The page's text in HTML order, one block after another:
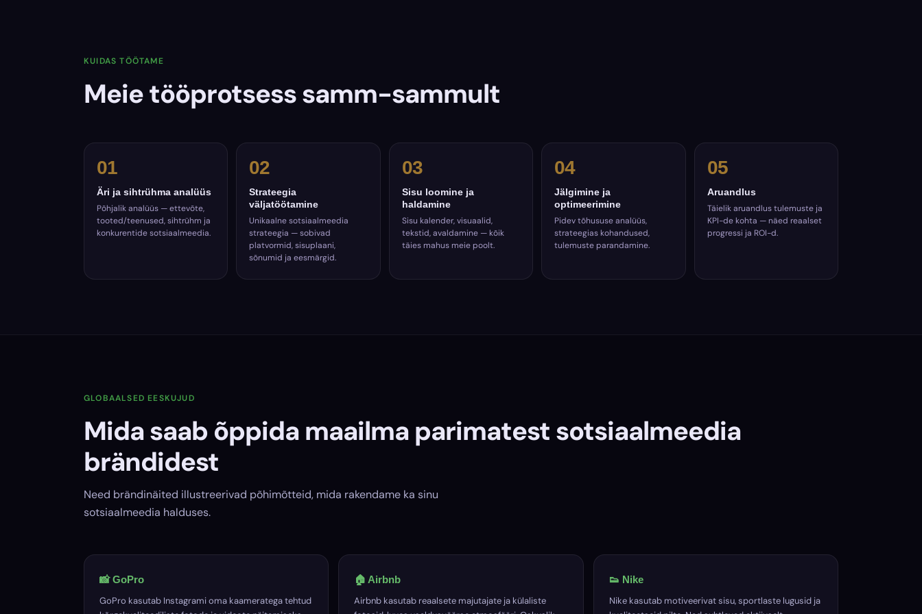
KUIDAS TÖÖTAME
Meie tööprotsess samm-sammult
01
Äri ja sihtrühma analüüs
Põhjalik analüüs — ettevõte,
tooted/teenused, sihtrühm ja
konkurentide sotsiaalmeedia.
02
Strateegia
väljatöötamine
Unikaalne sotsiaalmeedia
strateegia — sobivad
platvormid, sisuplaani,
sõnumid ja eesmärgid.
03
Sisu loomine ja
haldamine
Sisu kalender, visuaalid,
tekstid, avaldamine — kõik
täies mahus meie poolt.
04
Jälgimine ja
optimeerimine
Pidev tõhususe analüüs,
strateegias kohandused,
tulemuste parandamine.
05
Aruandlus
Täielik aruandlus tulemuste ja
KPI-de kohta — näed reaalset
progressi ja ROI-d.
GLOBAALSED EESKUJUD
Mida saab õppida maailma parimatest sotsiaalmeedia
brändidest
Need brändinäited illustreerivad põhimõtteid, mida rakendame ka sinu
sotsiaalmeedia halduses.
📸 GoPro
GoPro kasutab Instagrami oma kaameratega tehtud
🏠 Airbnb
Airbnb kasutab reaalsete majutajate ja külaliste
👟 Nike
Nike kasutab motiveerivat sisu, sportlaste lugusid ja